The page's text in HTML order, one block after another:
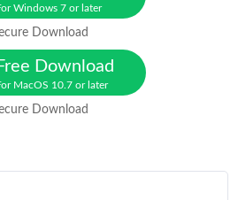
Windows 7 or later
Download
Download
MacOS 10.7 or later
Download